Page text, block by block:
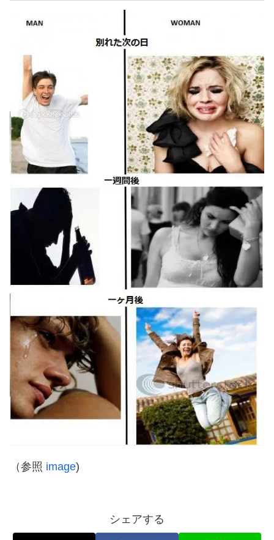
（参照 image)
シェアする